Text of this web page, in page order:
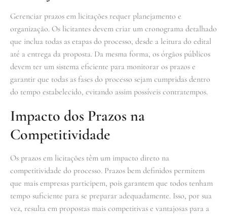
Gerenciar prazos em licitações requer planejamento e
organização. Os licitantes devem criar um cronograma detalhado
que inclua todas as etapas do processo, desde a leitura do edital
até a entrega da proposta. Da mesma forma, os órgãos públicos
devem ter um sistema eficiente para monitorar os prazos e
garantir que todas as fases do processo sejam cumpridas dentro
do tempo estabelecido, evitando assim possíveis contratempos.
Impacto dos Prazos na
Competitividade
Os prazos em licitações têm um impacto direto na
competitividade do processo. Prazos bem definidos permitem
que mais empresas participem, pois garantem que todos tenham
tempo suficiente para se preparar adequadamente. Isso, por sua
vez, resulta em propostas mais competitivas e vantajosas para a